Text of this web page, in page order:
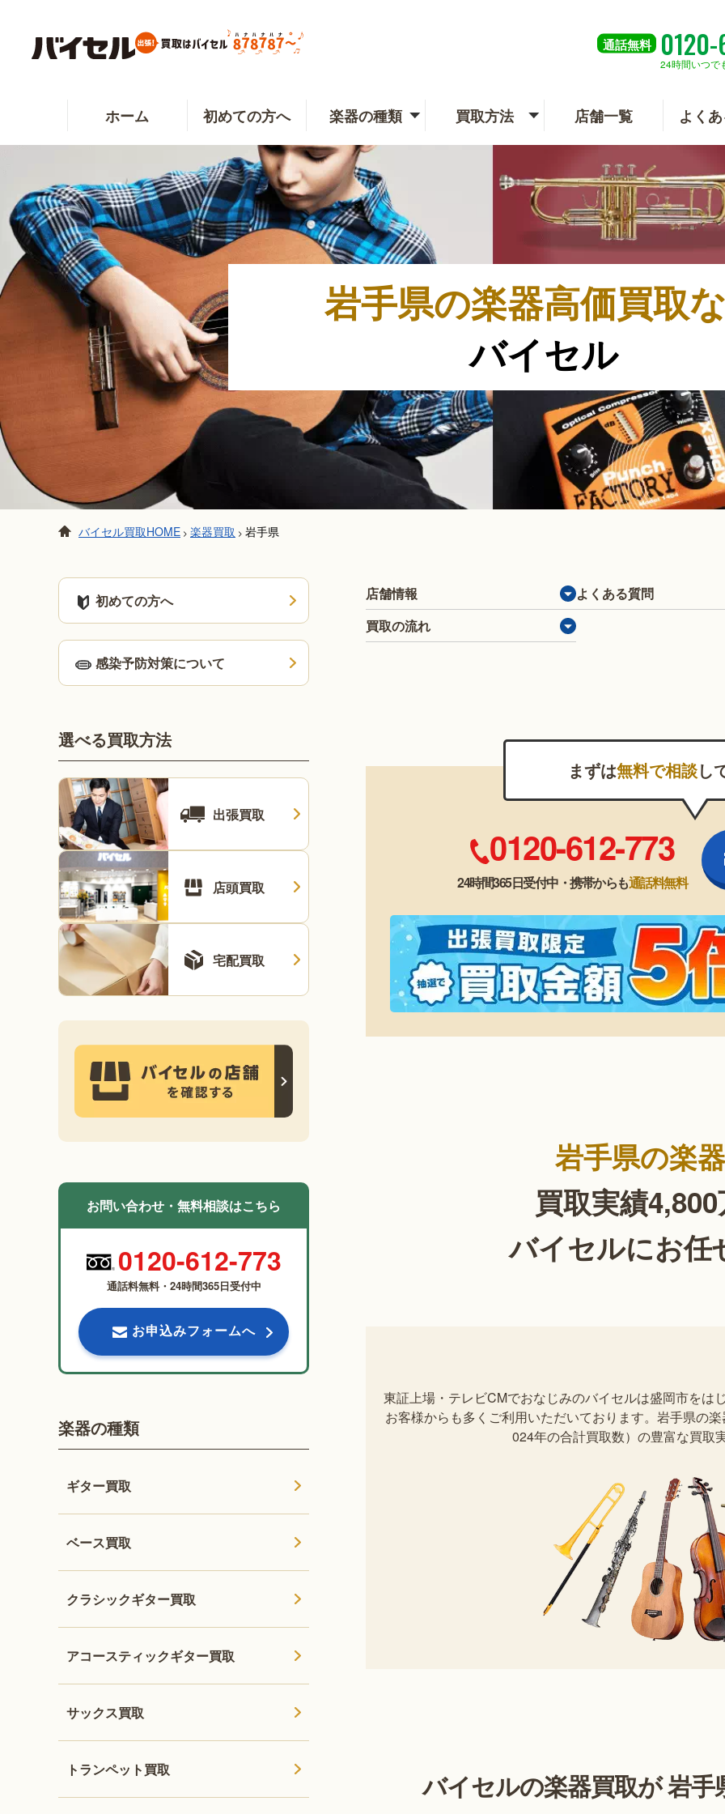
通話無料 0120-
24時間いつで
ホーム 初めての方へ 楽器の種類 買取方法 店舗一覧 よく
岩手県の楽器高価買取
バイセル
バイセル買取HOME > 楽器買取 > 岩手県
店舗情報
よくある質問
買取の流れ
まずは無料で相談し
0120-612-773
24時間365日受付中・携帯からも通話料無料
岩手県の楽
買取実績
バイセルにお任
東証上場・テレビCMでおなじみのバイセルは盛岡市をは
お客様からも多くご利用いただいております。岩手県の
024年の合計買取数）の豊富な買取
バイセルの楽器買取が岩手
初めての方へ
感染予防対策について
選べる買取方法
出張買取
店頭買取
宅配買取
お問い合わせ・無料相談はこちら
0120-612-773
通話料無料・24時間365日受付中
お申込みフォームへ
楽器の種類
ギター買取
ベース買取
クラシックギター買取
アコースティックギター買取
サックス買取
トランペット買取